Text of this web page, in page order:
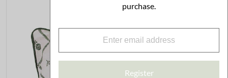
purchase.
Register